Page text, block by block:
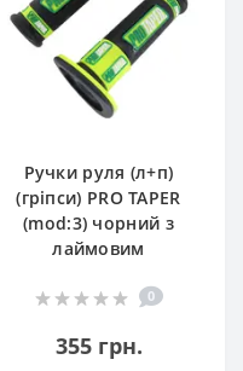
Ручки руля (л+п)
(гріпси) PRO TAPER
(mod:3) чорний з
лаймовим
0
355 грн.